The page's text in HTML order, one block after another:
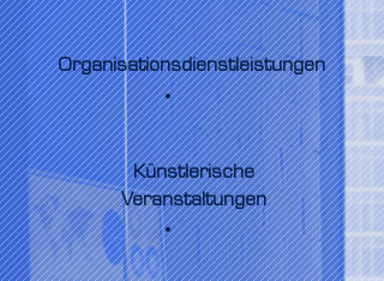
Organisationsdienstleistungen
Künstlerische
Veranstaltungen